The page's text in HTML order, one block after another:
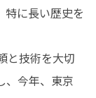
特に長い歴史を
と技術を大切
、今年、東京